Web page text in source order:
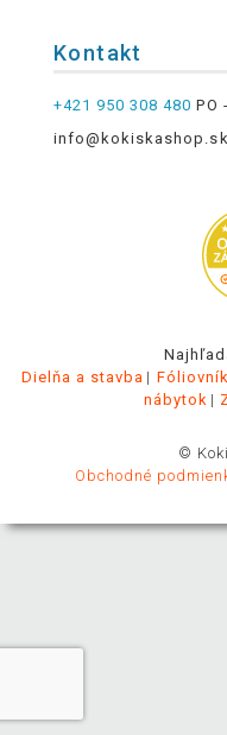
Kontakt
+421 950 308 480 PO
info@kokiskashop.sk
Dielňa a stavba
nábytok
©
Obchodné